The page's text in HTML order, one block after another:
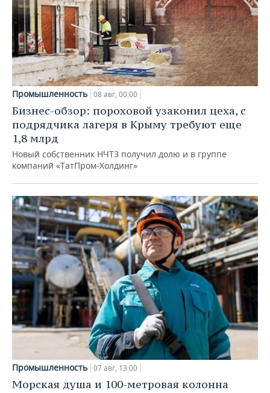
Промышленность 08 авг, 00:00
Бизнес-обзор: пороховой узаконил цеха, с
подрядчика лагеря в Крыму требуют еще
1,8 млрд
Новый собственник НЧТЗ получил долю и в группе
компаний «ТатПром-Холдинг»
Промышленность 07 авг, 13:00
Морская душа и 100-метровая колонна